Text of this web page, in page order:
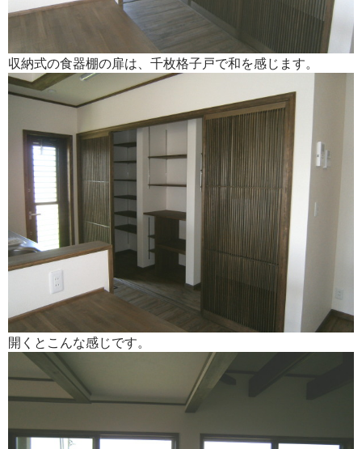
収納式の食器棚の扉は、千枚格子戸で和を感じます。
開くとこんな感じです。